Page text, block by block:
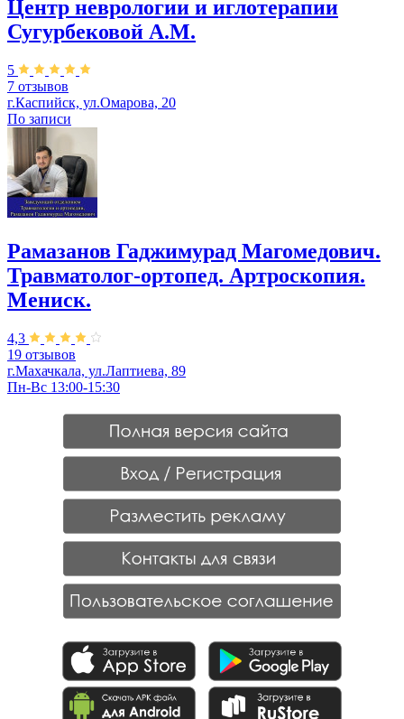
Центр неврологии и иглотерапии
Сугурбековой А.М.
5
7 отзывов
г.Каспийск, ул.Омарова, 20
По записи
Рамазанов Гаджимурад Магомедович.
Травматолог-ортопед. Артроскопия.
Мениск.
4,3
19 отзывов
г.Махачкала, ул.Лаптиева, 89
Пн-Вс 13:00-15:30